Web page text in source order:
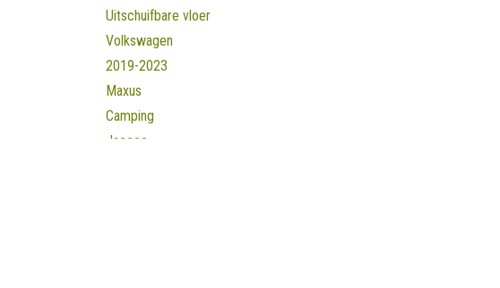
Uitschuifbare vloer
Volkswagen
2019-2023
Maxus
Camping
Jaecoo